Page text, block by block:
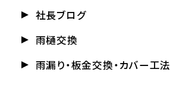
社長ブログ
雨樋交換
雨漏り・板金交換・カバー工法